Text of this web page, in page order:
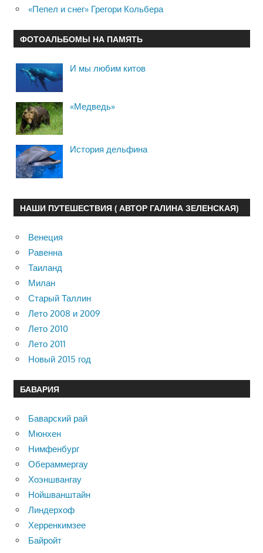
«Пепел и снег» Грегори Кольбера
ФОТОАЛЬБОМЫ НА ПАМЯТЬ
И мы любим китов
«Медведь»
История дельфина
НАШИ ПУТЕШЕСТВИЯ ( АВТОР ГАЛИНА ЗЕЛЕНСКАЯ)
Венеция
Равенна
Таиланд
Милан
Старый Таллин
Лето 2008 и 2009
Лето 2010
Лето 2011
Новый 2015 год
БАВАРИЯ
Баварский рай
Мюнхен
Нимфенбург
Обераммергау
Хоэншвангау
Нойшванштайн
Линдерхоф
Херренкимзее
Байройт